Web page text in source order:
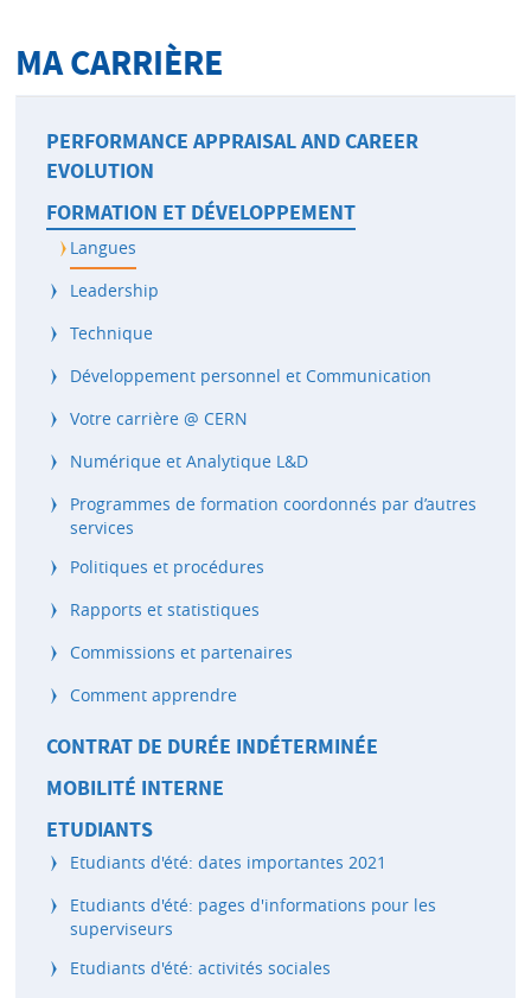
MA CARRIÈRE
PERFORMANCE APPRAISAL AND CAREER
EVOLUTION
FORMATION ET DÉVELOPPEMENT
Langues
Leadership
Technique
Développement personnel et Communication
Votre carrière @ CERN
Numérique et Analytique L&D
Programmes de formation coordonnés par d’autres
services
Politiques et procédures
Rapports et statistiques
Commissions et partenaires
Comment apprendre
CONTRAT DE DURÉE INDÉTERMINÉE
MOBILITÉ INTERNE
ETUDIANTS
Etudiants d'été: dates importantes 2021
Etudiants d'été: pages d'informations pour les
superviseurs
Etudiants d'été: activités sociales